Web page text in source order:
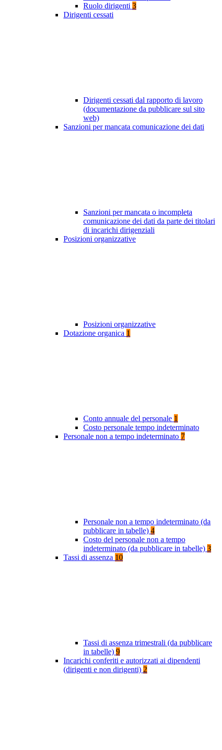
Ruolo dirigenti 3
Dirigenti cessati
Dirigenti cessati dal rapporto di lavoro
(documentazione da pubblicare sul sito
web)
Sanzioni per mancata comunicazione dei dati
Sanzioni per mancata o incompleta
comunicazione dei dati da parte dei titolari
di incarichi dirigenziali
Posizioni organizzative
Posizioni organizzative
Dotazione organica 1
Conto annuale del personale 1
Costo personale tempo indeterminato
Personale non a tempo indeterminato 7
Personale non a tempo indeterminato (da
pubblicare in tabelle) 4
Costo del personale non a tempo
indeterminato (da pubblicare in tabelle) 3
Tassi di assenza 10
Tassi di assenza trimestrali (da pubblicare
in tabelle) 9
Incarichi conferiti e autorizzati ai dipendenti
(dirigenti e non dirigenti) 2